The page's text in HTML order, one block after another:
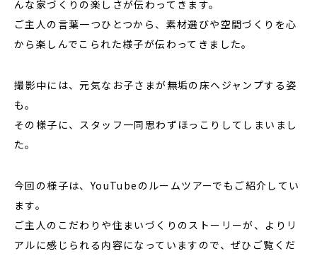
んな家づくりの楽しさが伝わってきます。
ご主人の言葉一つひとつから、素材選びや空間づくりを心
から楽しんでこられた様子が伝わってきました。
撮影中には、元気なお子さまが無垢の床へジャンプする姿
も。
その様子に、スタッフ一同思わずほっこりしてしまいまし
た。
今回の様子は、YouTubeのルームツアーでもご紹介してい
ます。
ご主人のこだわりや住まいづくりのストーリーが、よりリ
アルに感じられる内容になっていますので、ぜひご覧くだ